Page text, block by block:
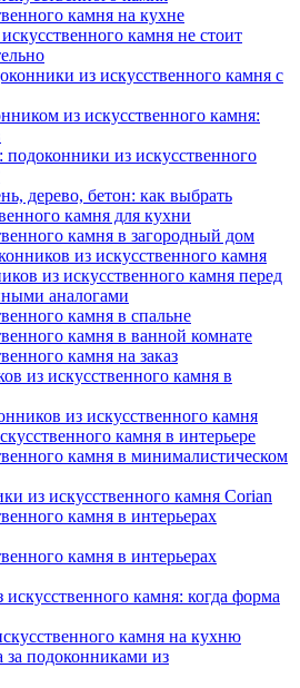
камня на кухне
камня не стоит
из искусственного камня с
из искусственного камня:
подоконники из искусственного
дерево, бетон: как выбрать
камня для кухни
камня в загородный дом
из искусственного камня
из искусственного камня перед
аналогами
камня в спальне
камня в ванной комнате
камня на заказ
из искусственного камня в
из искусственного камня
камня в интерьере
камня в минималистическом
из искусственного камня Corian
камня в интерьерах
камня в интерьерах
камня: когда форма
камня на кухню
подоконниками из